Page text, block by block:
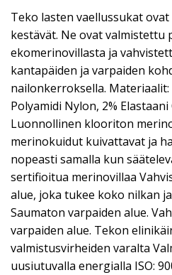
Teko lasten vaellussukat
kestävät. Ne ovat valmistettu
ekomerinovillasta ja
kantapäiden ja varpaiden
nailonkerroksella. Materiaalit:
Polyamidi Nylon, 2%
Luonnollinen klooriton
merinokuidut kuivattavat ja
nopeasti samalla kun
sertifioitua merinovillaa
alue, joka tukee koko nilkan
Saumaton varpaiden alue.
varpaiden alue. Tekon
valmistusvirheiden varalta
uusiutuvalla energialla ISO: